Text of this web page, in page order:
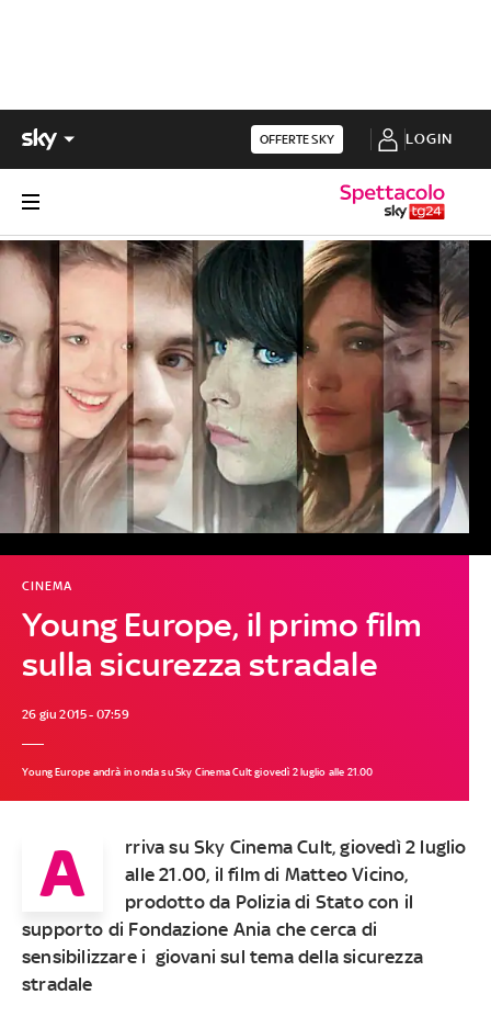
OFFERTE SKY LOGIN
Young Europe, il primo film
sulla sicurezza stradale
CINEMA
26 giu 2015 - 07:59
Young Europe andrà in onda su Sky Cinema Cult giovedì 2 luglio alle 21.00
A
rriva su Sky Cinema Cult, giovedì 2 luglio
alle 21.00, il film di Matteo Vicino,
prodotto da Polizia di Stato con il
supporto di Fondazione Ania che cerca di
sensibilizzare i giovani sul tema della sicurezza
stradale